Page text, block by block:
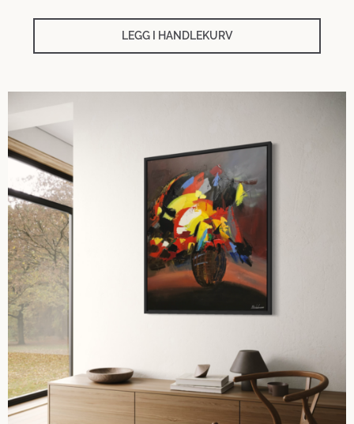
LEGG I HANDLEKURV